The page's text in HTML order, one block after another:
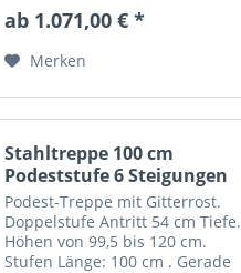
Gitterroststufen nach Wahl.
ab 1.071,00 € *
Merken
Stahltreppe 100 cm
Podeststufe 6 Steigungen
bis...
Podest-Treppe mit Gitterrost.
Doppelstufe Antritt 54 cm Tiefe.
Höhen von 99,5 bis 120 cm.
Stufen Länge: 100 cm . Gerade